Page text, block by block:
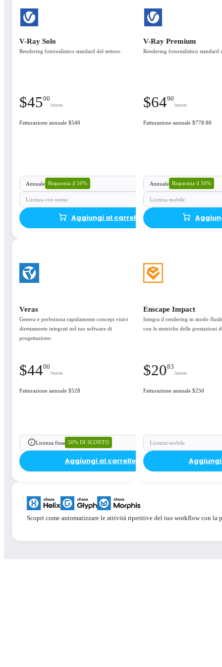
What's included
Available integrations
Enscape is available for all your favourite CAD
Supporto e licenze
Aggiornamenti continui
Funzionalità principali
Velocità in tempo reale
Facilità d'uso
Compatibilità con Mac
Flusso di dati bidirezionale
V-Ray Solo
Rendering fotorealistico standard del settore.
$4500
/mese
Fatturazione annuale $540
Annuale Risparmia il 50%
Licenza con nome
Aggiungi al carrello
V-Ray Premium
Rendering fotorealistico standard
$6490
/mese
Fatturazione annuale $778.80
Annuale Risparmia il 50%
Licenza mobile
Veras
Genera e perfeziona rapidamente concept visivi
direttamente integrati nel tuo software di
progettazione.
$4400
/mese
Fatturazione annuale $528
Licenza fissa 50% DI SCONTO
Aggiungi al carrello
Enscape Impact
Integra il rendering in modo
con le metriche delle prestazioni
$2083
/mese
Fatturazione annuale $250
Licenza mobile
Scopri come automatizzare le attività ripetitive del tuo workflow con la